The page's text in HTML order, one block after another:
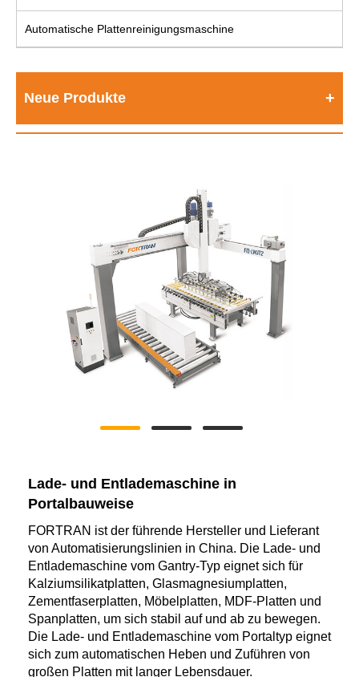
Automatische Plattenreinigungsmaschine
Neue Produkte
Lade- und Entlademaschine in
Portalbauweise
FORTRAN ist der führende Hersteller und Lieferant
von Automatisierungslinien in China. Die Lade- und
Entlademaschine vom Gantry-Typ eignet sich für
Kalziumsilikatplatten, Glasmagnesiumplatten,
Zementfaserplatten, Möbelplatten, MDF-Platten und
Spanplatten, um sich stabil auf und ab zu bewegen.
Die Lade- und Entlademaschine vom Portaltyp eignet
sich zum automatischen Heben und Zuführen von
großen Platten mit langer Lebensdauer.